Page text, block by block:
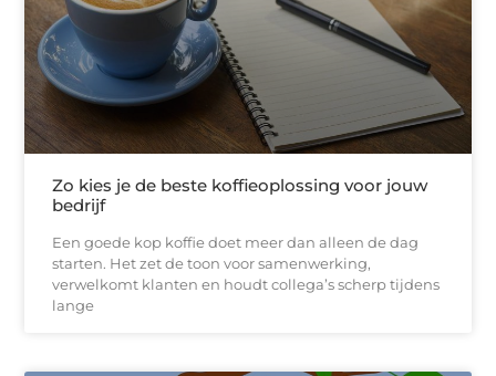
Zo kies je de beste koffieoplossing voor jouw
bedrijf
Een goede kop koffie doet meer dan alleen de dag
starten. Het zet de toon voor samenwerking,
verwelkomt klanten en houdt collega’s scherp tijdens
lange